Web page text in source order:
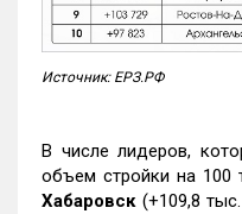
Источник: ЕРЗ.РФ
В числе лидеров,
объем стройки на 100
Хабаровск (+109,8